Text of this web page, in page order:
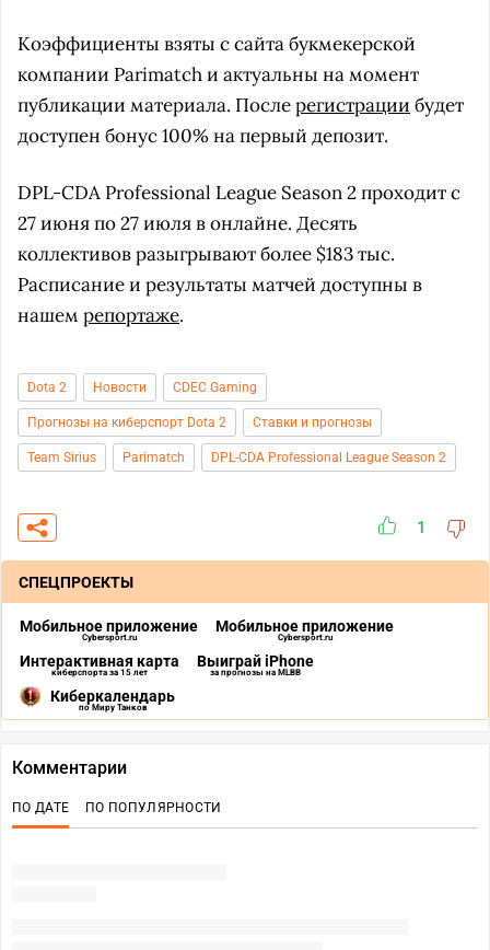
Коэффициенты взяты с сайта букмекерской
компании Parimatch и актуальны на момент
публикации материала. Послерегистрации будет
доступен бонус 100% на первый депозит.
DPL-CDA Professional League Season 2 проходит с
27 июня по 27 июля в онлайне. Десять
коллективов разыгрывают более $183 тыс.
Расписание и результаты матчей доступны в
нашем репортаже.
Dota 2 Новости CDEC Gaming
Прогнозы на киберспорт Dota 2 Ставки и прогнозы
Team Sirius Parimatch DPL-CDA Professional League Season 2
1
СПЕЦПРОЕКТЫ
Мобильное приложение
Cybersport.ru
Мобильное приложение
Cybersport.ru
Интерактивная карта
киберспорта за 15 лет
Выиграй iPhone
за прогнозы на MLBB
Киберкалендарь
по Миру Танков
Комментарии
ПО ДАТЕ ПО ПОПУЛЯРНОСТИ